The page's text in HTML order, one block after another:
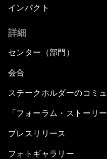
インパクト
詳細
センター（部門）
会合
ステークホルダーのコミ
「フォーラム・ストーリー
プレスリリース
フォトギャラリー